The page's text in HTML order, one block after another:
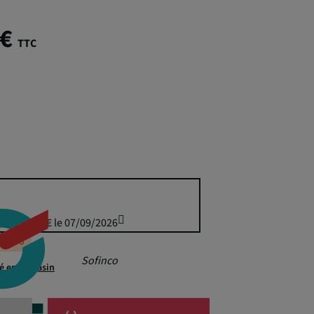
TTC
Sofinco
155,00 € le 07/09/2026
en magasin